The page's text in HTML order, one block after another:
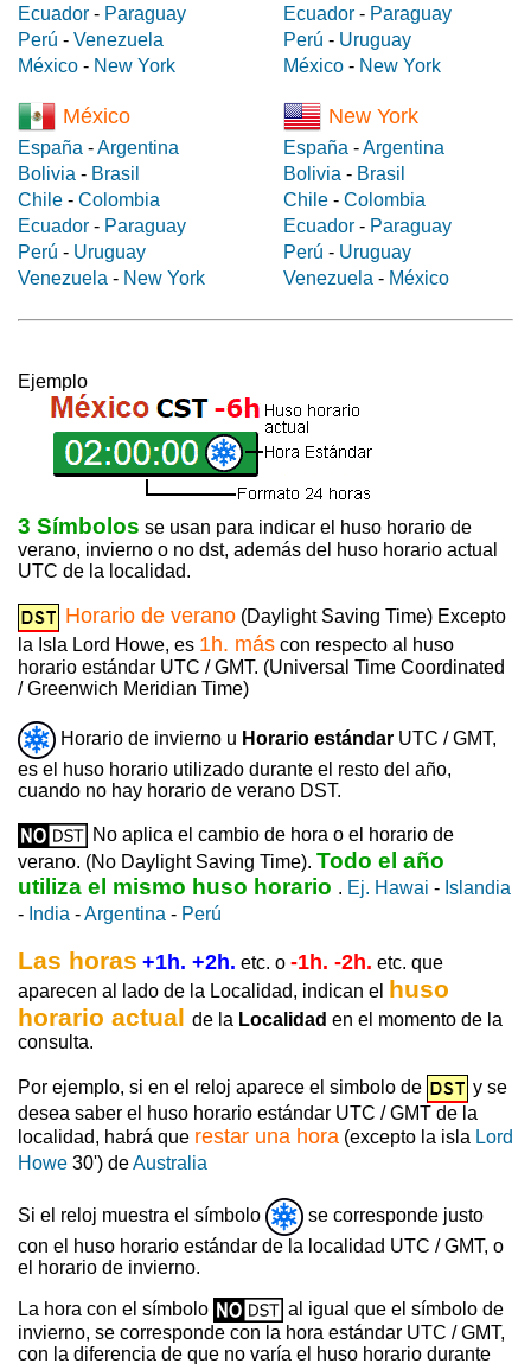
Ecuador - Paraguay
Perú - Venezuela
México - New York
Ecuador - Paraguay
Perú - Uruguay
México - New York
México
España -Argentina
Bolivia - Brasil
Chile - Colombia
Ecuador - Paraguay
Perú - Uruguay
Venezuela - New York
New York
España -Argentina
Bolivia - Brasil
Chile - Colombia
Ecuador - Paraguay
Perú - Uruguay
Venezuela - México
Ejemplo
3 Símbolos se usan para indicar el huso horario de
verano, invierno o no dst, además del huso horario actual
UTC de la localidad.
Horario de verano (Daylight Saving Time) Excepto
la Isla Lord Howe, es 1h. más con respecto al huso
horario estándar UTC / GMT. (Universal Time Coordinated
/ Greenwich Meridian Time)
Horario de invierno u Horario estándar UTC / GMT,
es el huso horario utilizado durante el resto del año,
cuando no hay horario de verano DST.
No aplica el cambio de hora o el horario de
verano. (No Daylight Saving Time). Todo el año
utiliza el mismo huso horario . Ej. Hawai - Islandia
- India -Argentina - Perú
Las horas +1h. +2h. etc. o -1h. -2h. etc. que
aparecen al lado de la Localidad, indican el huso
horario actual de la Localidad en el momento de la
consulta.
Por ejemplo, si en el reloj aparece el simbolo de
y se
desea saber el huso horario estándar UTC / GMT de la
localidad, habrá que restar una hora (excepto la isla Lord
Howe 30') deAustralia
Si el reloj muestra el símbolo
se corresponde justo
con el huso horario estándar de la localidad UTC / GMT, o
el horario de invierno.
La hora con el símbolo
al igual que el símbolo de
invierno, se corresponde con la hora estándar UTC / GMT,
con la diferencia de que no varía el huso horario durante